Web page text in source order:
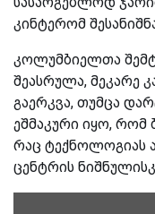
კინტერომ
კოლუმბიელთა
შეასრულა, მეკარე
გაერკვა, თუმცა
ეშმაკური იყო, რომ
რაც ტექნოლოგიას
ცენტრის